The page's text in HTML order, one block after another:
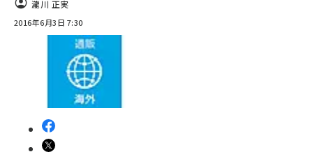
瀧川 正実
2016年6月3日 7:30